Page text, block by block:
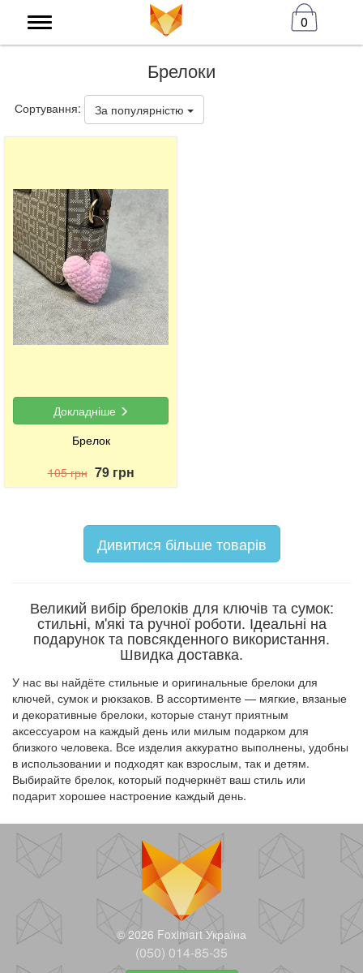
0
Брелоки
Сортування: За популярністю
Докладніше
Брелок
105 грн 79 грн
Дивитися більше товарів
Великий вибір брелоків для ключів та сумок:
стильні, м'які та ручної роботи. Ідеальні на
подарунок та повсякденного використання.
Швидка доставка.
У нас вы найдёте стильные и оригинальные брелоки для
ключей, сумок и рюкзаков. В ассортименте — мягкие, вязаные
и декоративные брелоки, которые станут приятным
аксессуаром на каждый день или милым подарком для
близкого человека. Все изделия аккуратно выполнены, удобны
в использовании и подходят как взрослым, так и детям.
Выбирайте брелок, который подчеркнёт ваш стиль или
подарит хорошее настроение каждый день.
© 2026 Foximart Україна
(050) 014-85-35